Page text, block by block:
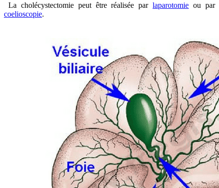
La cholécystectomie peut être réalisée parlaparotomie ou par
coelioscopie.